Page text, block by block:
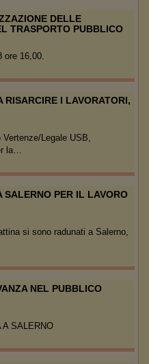
DELLE
TRASPORTO PUBBLICO
ore 16,00.
RISARCIRE I LAVORATORI,
Vertenze/Legale USB,
la…
SALERNO PER IL LAVORO
si sono radunati a Salerno,
NEL PUBBLICO
A SALERNO